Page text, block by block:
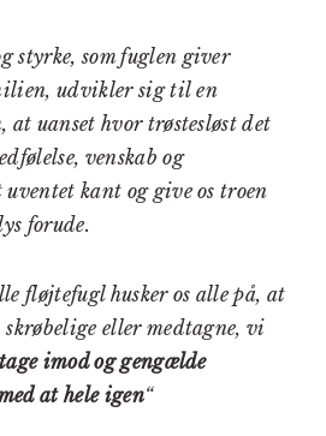
styrke, som fuglen giver
udvikler sig til en
at uanset hvor trøstesløst det
venskab og
kant og give os troen
forude.
fløjtefugl husker os alle på, at
eller medtagne, vi
imod og gengælde
at hele igen“